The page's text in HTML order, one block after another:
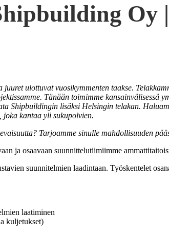
Oy
ulottuvat vuosikymmenten taakse.
Tänään toimimme kansainvälisessä
Shipbuildingin lisäksi Helsingin telakan.
joka kantaa yli sukupolvien.
Tarjoamme sinulle mahdollisuuden
ja osaavaan suunnittelutiimiimme
suunnitelmien laadintaan. Työskentelet
laatiminen
kuljetukset)